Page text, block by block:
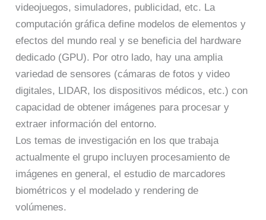
videojuegos, simuladores, publicidad, etc. La
computación gráfica define modelos de elementos y
efectos del mundo real y se beneficia del hardware
dedicado (GPU). Por otro lado, hay una amplia
variedad de sensores (cámaras de fotos y video
digitales, LIDAR, los dispositivos médicos, etc.) con
capacidad de obtener imágenes para procesar y
extraer información del entorno.
Los temas de investigación en los que trabaja
actualmente el grupo incluyen procesamiento de
imágenes en general, el estudio de marcadores
biométricos y el modelado y rendering de
volúmenes.